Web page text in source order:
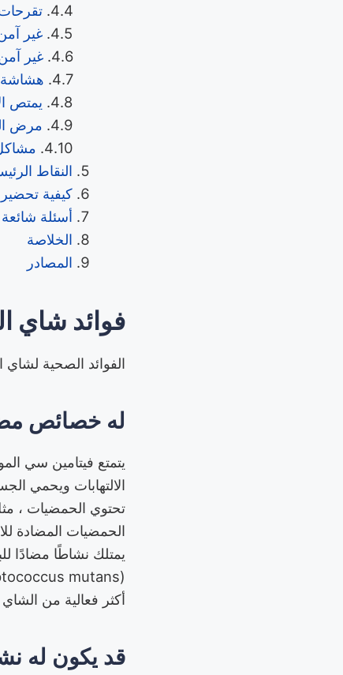
غير
غير
هشاشة
يمتص
مرض
النقاط
كيفية
أسئلة
الخلاصة
المصادر
فوائد شاي
الفوائد الصحية لشاي
له خصائص
يتمتع فيتامين سي
الالتهابات ويحمي
تحتوي الحمضيات ،
الحمضيات المضادة
يمتلك نشاطًا مضادًا
أكثر فعالية من
قد يكون له